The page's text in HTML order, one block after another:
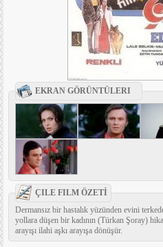
EKRAN GÖRÜNTÜLERI
ÇILE FILM ÖZETİ
Dermansız bir hastalık yüzünden evini
yollara düşen bir kadının (Türkan Şoray)
arayışı ilahi aşkı arayışa dönüşür.